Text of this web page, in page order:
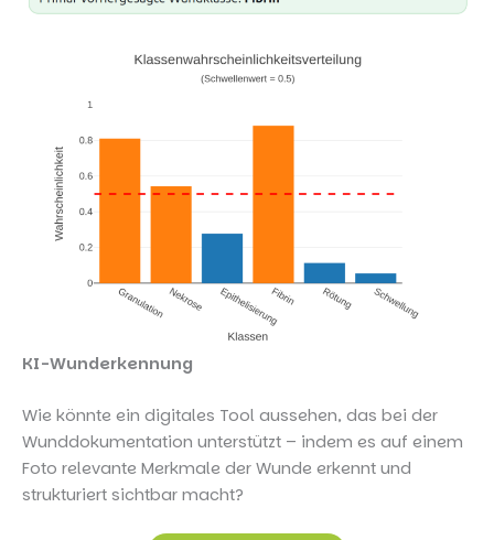
KI-Wunderkennung
Wie könnte ein digitales Tool aussehen, das bei der
Wunddokumentation unterstützt – indem es auf einem
Foto relevante Merkmale der Wunde erkennt und
strukturiert sichtbar macht?